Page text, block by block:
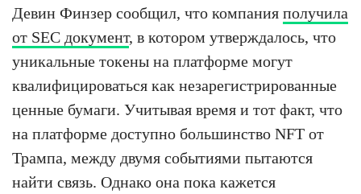
Девин Финзер сообщил, что компания получила
от SEC документ, в котором утверждалось, что
уникальные токены на платформе могут
квалифицироваться как незарегистрированные
ценные бумаги. Учитывая время и тот факт, что
на платформе доступно большинство NFT от
Трампа, между двумя событиями пытаются
найти связь. Однако она пока кажется